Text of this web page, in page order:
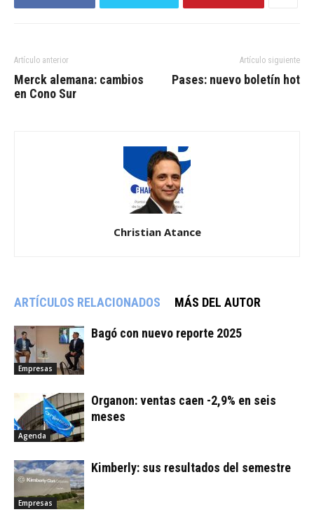
Artículo anterior
Merck alemana: cambios
en Cono Sur
Artículo siguiente
Pases: nuevo boletín hot
Christian Atance
ARTÍCULOS RELACIONADOS MÁS DEL AUTOR
Empresas
Bagó con nuevo reporte 2025
Agenda
Organon: ventas caen -2,9% en seis
meses
Empresas
Kimberly: sus resultados del semestre